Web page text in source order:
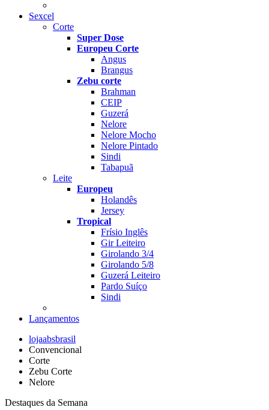
Sexcel
Corte
Super Dose
Europeu Corte
Angus
Brangus
Zebu corte
Brahman
CEIP
Guzerá
Nelore
Nelore Mocho
Nelore Pintado
Sindi
Tabapuã
Leite
Europeu
Holandês
Jersey
Tropical
Frísio Inglês
Gir Leiteiro
Girolando 3/4
Girolando 5/8
Guzerá Leiteiro
Pardo Suíço
Sindi
Lançamentos
lojaabsbrasil
Convencional
Corte
Zebu Corte
Nelore
Destaques da Semana